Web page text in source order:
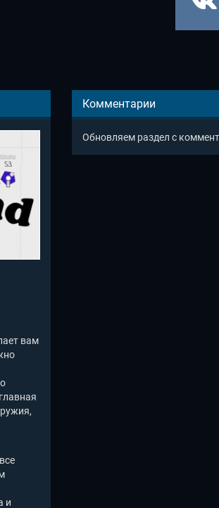
вам
и
Комментарии
Обновляем раздел с